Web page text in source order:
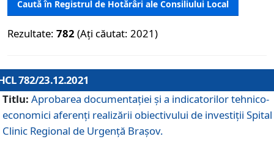
Caută în Registrul de Hotărâri ale Consiliului Local
Rezultate: 782 (Ați căutat: 2021)
782/23.12.2021
Titlu: Aprobarea documentației și a indicatorilor tehnico-
economici aferenți realizării obiectivului de investiții Spital
Clinic Regional de Urgență Brașov.